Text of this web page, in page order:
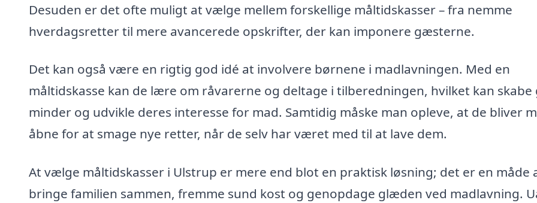
Desuden er det ofte muligt at vælge mellem forskellige måltidskasser – fra nemme
hverdagsretter til mere avancerede opskrifter, der kan imponere gæsterne.
Det kan også være en rigtig god idé at involvere børnene i madlavningen. Med en
måltidskasse kan de lære om råvarerne og deltage i tilberedningen, hvilket kan skabe
minder og udvikle deres interesse for mad. Samtidig måske man opleve, at de bliver
åbne for at smage nye retter, når de selv har været med til at lave dem.
At vælge måltidskasser i Ulstrup er mere end blot en praktisk løsning; det er en måde
bringe familien sammen, fremme sund kost og genopdage glæden ved madlavning.